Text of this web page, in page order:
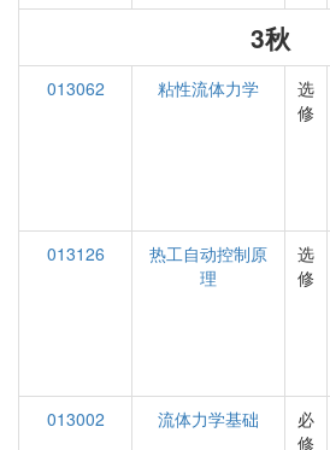
3秋
013062 粘性流体力学
选
修
013126
热工自动控制原
理
选
修
013002
流体力学基础
必
修